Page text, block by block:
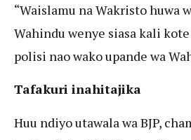
“Waislamu na Wakristo huwa
Wahindu wenye siasa kali
polisi nao wako upande wa
Tafakuri inahitajika
Huu ndiyo utawala wa BJP,